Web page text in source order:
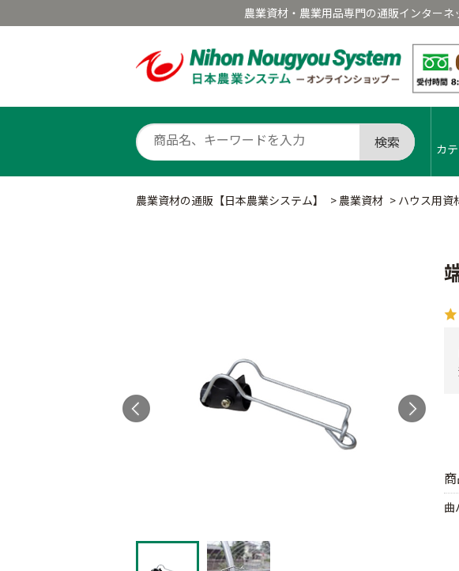
農業資材・農業用品専門の通販インター
検索 カ
農業資材の通販【日本農業システム】 > 農業資材 > ハウス用資
曲